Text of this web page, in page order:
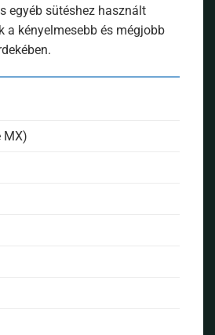
egyéb sütéshez használt
a kényelmesebb és mégjobb
MX)